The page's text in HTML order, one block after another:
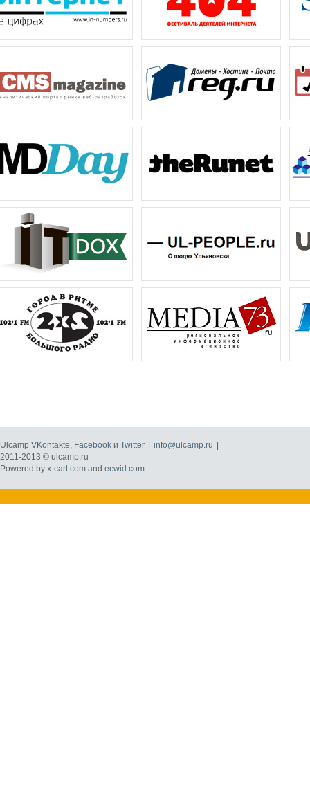
Ulcamp VKontakte, Facebook и Twitter info@ulcamp.ru
2011-2013 © ulcamp.ru
Powered by x-cart.com and ecwid.com